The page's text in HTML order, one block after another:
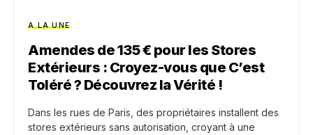
A LA UNE
Amendes de 135 € pour les Stores
Extérieurs : Croyez-vous que C’est
Toléré ? Découvrez la Vérité !
Dans les rues de Paris, des propriétaires installent des
stores extérieurs sans autorisation, croyant à une